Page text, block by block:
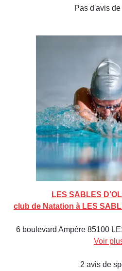
Pas d'avis
LES SABLES
club de Natation à LES
6 boulevard Ampère 85100
Voir
2 avis de